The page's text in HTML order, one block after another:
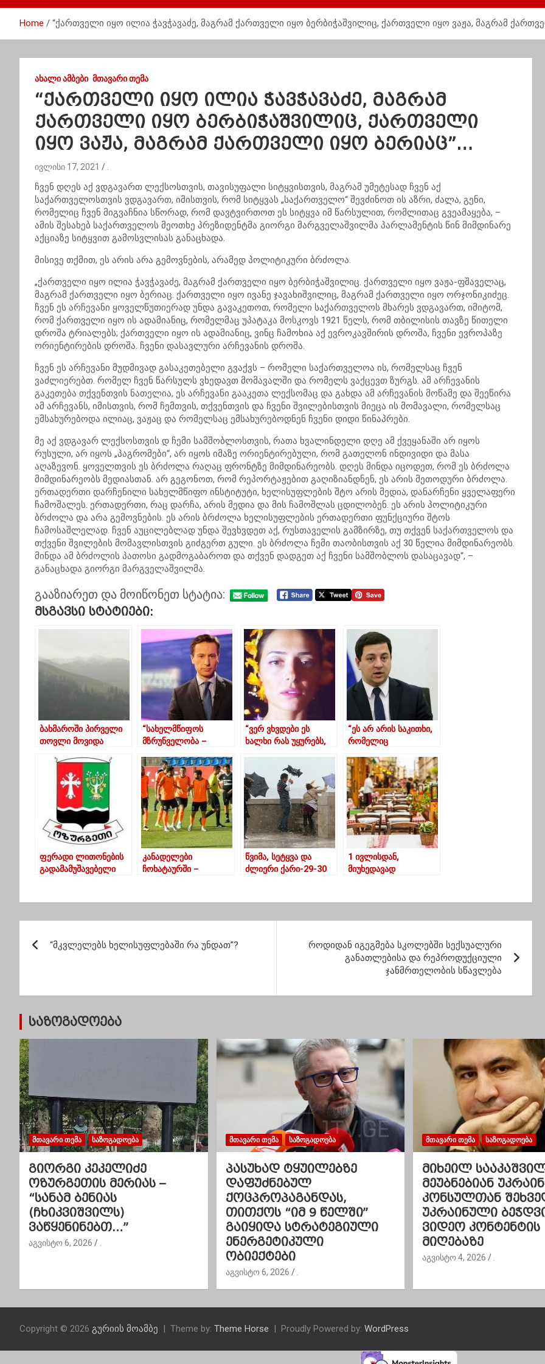
Home “ქართველი იყო ილია ჭავჭავაძე, მაგრამ ქართველი იყო ბერბიჭაშვილიც, ქართველი იყო ვაჟა, მაგრამ
ᲐᲮᲐᲚᲘ ᲐᲛᲑᲔᲑᲘ ᲛᲗᲐᲕᲐᲠᲘ ᲗᲔᲛᲐ
“ქართველი იყო ილია ჭავჭავაძე, მაგრამ
ქართველი იყო ბერბიჭაშვილიც, ქართველი
იყო ვაჟა, მაგრამ ქართველი იყო ბერიაც”…
ივლისი 17, 2021
ჩვენ დღეს აქ ვდგავართ ლექსოსთვის, თავისუფალი სიტყვისთვის, მაგრამ უმეტესად ჩვენ აქ
საქართველოსთვის ვდგავართ, იმისთვის, რომ სიტყვას „საქართველო“ შევძინოთ ის აზრი, ძალა, გენი,
რომელიც ჩვენ მიგვაჩნია სწორად, რომ დავტვირთოთ ეს სიტყვა იმ წარსულით, რომლითაც გვეამაყება, –
ამის შესახებ საქართველოს მეოთხე პრეზიდენტმა გიორგი მარგველაშვილმა პარლამენტის წინ მიმდინარე
აქციაზე სიტყვით გამოსვლისას განაცხადა.
მისივე თქმით, ეს არის არა გემოვნების, არამედ პოლიტიკური ბრძოლა.
„ქართველი იყო ილია ჭავჭავაძე, მაგრამ ქართველი იყო ბერბიჭაშვილიც. ქართველი იყო ვაჟა-ფშაველაც,
მაგრამ ქართველი იყო ბერიაც. ქართველი იყო ივანე ჯავახიშვილიც, მაგრამ ქართველი იყო ორჯონიკიძეც.
ჩვენ ეს არჩევანი ყოველწუთიერად უნდა გავაკეთოთ, რომელი საქართველოს მხარეს ვდგავართ, იმიტომ,
რომ ქართველი იყო ის ადამიანიც, რომელმაც უპატაკა მოსკოვს 1921 წელს, რომ თბილისის თავზე წითელი
დროშა ტრიალებს; ქართველი იყო ის ადამიანიც, ვინც ჩამოხია აქ ევროკავშირის დროშა, ჩვენი ევროპაზე
ორიენტირების დროშა. ჩვენი დასავლური არჩევანის დროშა.
ჩვენ ეს არჩევანი მუდმივად გასაკეთებელი გვაქვს – რომელი საქართველოა ის, რომელსაც ჩვენ
ვაძლიერებთ. რომელ ჩვენ წარსულს ვხედავთ მომავალში და რომელს ვაქცევთ ზურგს. ამ არჩევანის
გაკეთება თქვენთვის ნათელია, ეს არჩევანი გააკეთა ლექსომაც და გახდა ამ არჩევანის მოწამე და შეეწირა
ამ არჩევანს, იმისთვის, რომ ჩემთვის, თქვენთვის და ჩვენი შვილებისთვის მიეცა ის მომავალი, რომელსაც
ემსახურებოდა ილიაც, ვაჟაც და რომელსაც ემსახურებოდნენ ჩვენი დიდი წინაპრები.
მე აქ ვდგავარ ლექსოსთვის დ ჩემი სამშობლოსთვის, რათა ხვალინდელი დღე ამ ქვეყანაში არ იყოს
რუსული, არ იყოს „პაგრომები“, არ იყოს იმაზე ორიენტირებული, რომ გათელონ ინდივიდი და მასა
აღაზევონ. ყოველთვის ეს ბრძოლა რაღაც ფრონტზე მიმდინარეობს. დღეს მინდა იცოდეთ, რომ ეს ბრძოლა
მიმდინარეობს მედიასთან. არ გეგონოთ, რომ რეპორტაჟებით გაღიზიანდნენ, ეს არის მეთოდური ბრძოლა.
ერთადერთი დარჩენილი სახელმწიფო ინსტიტუტი, ხელისუფლების შტო არის მედია, დანარჩენი ყველაფერი
ჩამოშალეს. ერთადერთი, რაც დარჩა, არის მედია და მის ჩამოშლას ცდილობენ. ეს არის პოლიტიკური
ბრძოლა და არა გემოვნების. ეს არის ბრძოლა ხელისუფლების ერთადერთი ფუნქციური შტოს
ჩამოსაშლელად. ჩვენ აუცილებლად უნდა შევხვდეთ აქ, რუსთაველის გამზირზე, თუ თქვენ საქართველოს და
თქვენი შვილების მომავლისთვის გიძგერთ გული. ეს ბრძოლა ჩემი თაობისთვის აქ 30 წელია მიმდინარეობს.
მინდა ამ ბრძოლის პათოსი გადმოგაბაროთ და თქვენ დადგეთ აქ ჩვენი სამშობლოს დასაცავად“, –
განაცხადა გიორგი მარგველაშვილმა.
გააზიარეთ და მოიწონეთ სტატია:
Მსგავსი Სტატიები:
ბახმაროში პირველი
თოვლი მოვიდა
“სახელმწიფოს
მზრუნველობა –
დაგვექცა”
“ვერ ვხვდები ეს
ხალხი რას უყურებს,
აგრესია აქამდე
როგორ არ აფეთქდა”
“ეს არ არის საკითხი,
რომელიც
დღის წესრიგში
განიხილება“-
თალაკვაძე
ფერადი ლითონების
გადამამუშავებელი
პროექტის
შეჩერებულია
კანადელები
ჩოხატაურში –
შეუერთდა
წვიმა, სეტყვა და
ძლიერი ქარი-29-30
ზოგიერთ რაიონში
1 ივლისდან,
მიუხედავად
რესტორნები და
იმუშავებენ –
საკოორდინაციო
საბჭო
ტ
ი
ს
ნ
ა
ვ
ი
გ
ა
ც
“მკვლელებს ხელისუფლებაში რა უნდათ”?
როდიდან იგეგმება სკოლებში სექსუალური
განათლებისა და რეპროდუქციული
ჯანმრთელობის სწავლება
საზოგადოება
ᲛᲗᲐᲕᲐᲠᲘ ᲗᲔᲛᲐ ᲡᲐᲖᲝᲒᲐᲓᲝᲔᲑᲐ
გიორგი კეკელიძე
ოზურგეთის მერიას –
“სანამ ბენიას
(ჩხიკვიშვილს)
ვაწყენინებთ…”
აგვისტო 6, 2026
ᲛᲗᲐᲕᲐᲠᲘ ᲗᲔᲛᲐ ᲡᲐᲖᲝᲒᲐᲓᲝᲔᲑᲐ
პასუხად ტყუილებზე
დაფუძნებულ
ქოცპროპაგანდას,
თითქოს “იმ 9 წელში”
გაიყიდა სტრატეგიული
ენერგეტიკული
ობიექტები
აგვისტო 6, 2026
ᲛᲗᲐᲕᲐᲠᲘ ᲗᲔᲛᲐ ᲡᲐᲖᲝᲒᲐᲓᲝᲔᲑᲐ
მიხეილ
მეუბნებიან
კონსულთან
უკრაინული
ვიდეო კონტენტის
მიღებაზე
აგვისტო 4, 2026
Copyright © 2026 გურიის მოამბე Theme by: Theme Horse Proudly Powered by: WordPress